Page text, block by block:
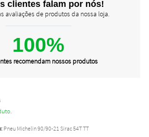
clientes falam por nós!
avaliações de produtos da nossa loja.
100%
recomendam nossos produtos
Pneu Michelin 90/90-21 Sirac 54T TT